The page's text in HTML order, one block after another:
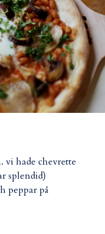
vi hade chevrette
splendid)
peppar på